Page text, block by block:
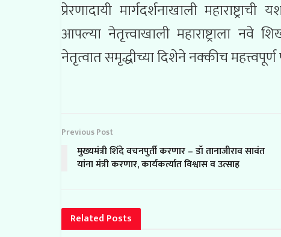
प्रेरणादायी मार्गदर्शनाखाली
आपल्या नेतृत्त्वाखाली महाराष्ट्राला नवे
नेतृत्वात समृद्धीच्या दिशेने नक्कीच
Previous Post
मुख्यमंत्री शिंदे वचनपुर्ती करणार – डॉ तानाजीराव सावंत
यांना मंत्री करणार, कार्यकर्त्यात विश्वास व उत्साह
Related Posts